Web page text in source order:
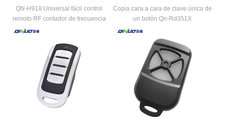
QN-H918 Universal fácil control
remoto RF contador de frecuencia
programa de llave de escaneo de
programador de llave de coche
Copia cara a cara de clave única de
un botón Qn-Rd351X